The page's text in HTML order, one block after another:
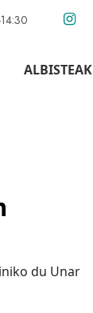
ALBISTEAK
du Unar